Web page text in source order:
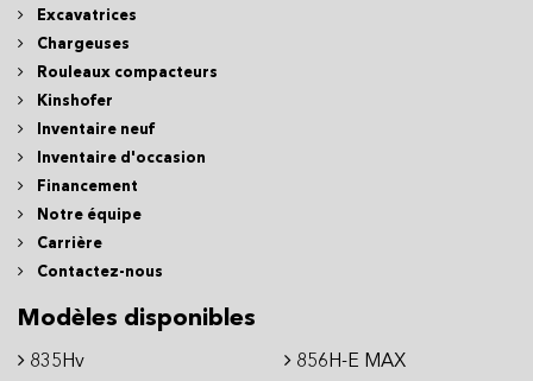
Excavatrices
Chargeuses
Rouleaux compacteurs
Kinshofer
Inventaire neuf
Inventaire d'occasion
Financement
Notre équipe
Carrière
Contactez-nous
Modèles disponibles
835Hv
856H-E MAX